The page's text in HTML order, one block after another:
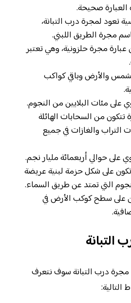
العبارة صحيحة.
تعود لمجرة درب التبانة،
مجرة الطريق اللبني.
مجرة حلزونية، وهي تعتبر
والأرض وباقي كواكب
على مئات البلايين من النجوم.
من السحابات الهائلة
التراب والغازات في جميع
على حوالي أربعمائة مليار نجم.
على شكل حزمة لبنية عريضة
التي تمتد عن طريق السماء.
على سطح كوكب الأرض في
مجرة درب التبانة سوف نتعرف
التالية: